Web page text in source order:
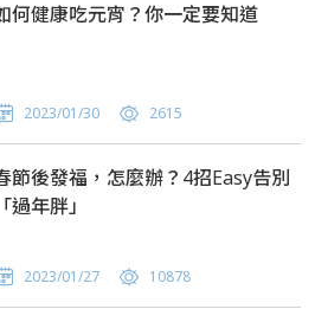
何健康吃元宵？你一定要知道
2023/01/30 2615
節後發福，怎麼辦？4招Easy告別
「過年胖」
2023/01/27 10878